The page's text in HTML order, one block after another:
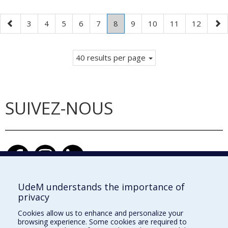
Previous
page
Page
3 Page
4 Page
5 Page
6 Page
7 Page
8
Current
page.
Page
9 Page
10 Page
11 Page
12
40 results per page
SUIVEZ-NOUS
École d'architecture
École de design
UdeM understands the importance of
privacy
Cookies allow us to enhance and personalize your
browsing experience. Some cookies are required to